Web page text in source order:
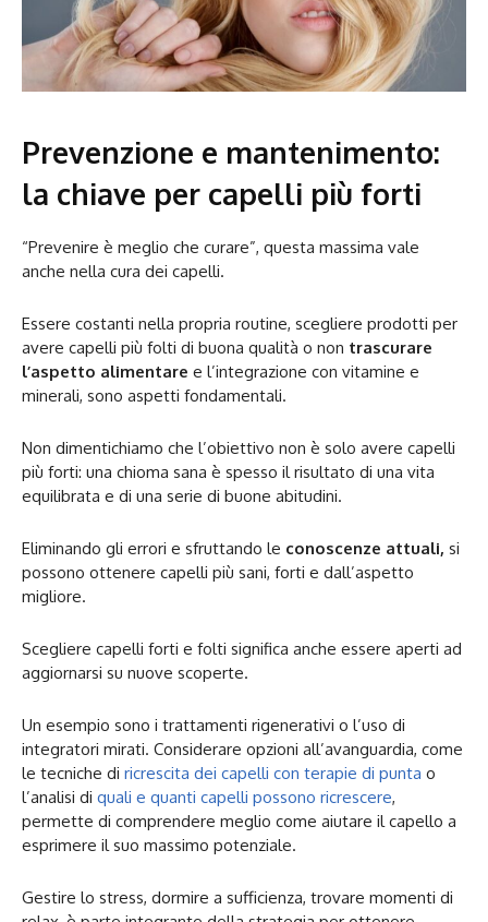
Prevenzione e mantenimento:
la chiave per capelli più forti
“Prevenire è meglio che curare”, questa massima vale
anche nella cura dei capelli.
Essere costanti nella propria routine, scegliere prodotti per
avere capelli più folti di buona qualità o non trascurare
l’aspetto alimentare e l’integrazione con vitamine e
minerali, sono aspetti fondamentali.
Non dimentichiamo che l’obiettivo non è solo avere capelli
più forti: una chioma sana è spesso il risultato di una vita
equilibrata e di una serie di buone abitudini.
Eliminando gli errori e sfruttando le conoscenze attuali, si
possono ottenere capelli più sani, forti e dall’aspetto
migliore.
Scegliere capelli forti e folti significa anche essere aperti ad
aggiornarsi su nuove scoperte.
Un esempio sono i trattamenti rigenerativi o l’uso di
integratori mirati. Considerare opzioni all’avanguardia, come
le tecniche di ricrescita dei capelli con terapie di punta o
l’analisi di quali e quanti capelli possono ricrescere,
permette di comprendere meglio come aiutare il capello a
esprimere il suo massimo potenziale.
Gestire lo stress, dormire a sufficienza, trovare momenti di